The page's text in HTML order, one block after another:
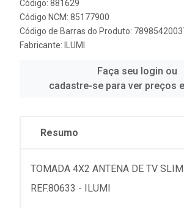
Código: 881629
Código NCM: 85177900
Código de Barras do Produto:
Fabricante:
ILUMI
Faça seu login ou
cadastre-se para ver preços
Resumo
TOMADA 4X2 ANTENA DE TV
REF.80633 - ILUMI